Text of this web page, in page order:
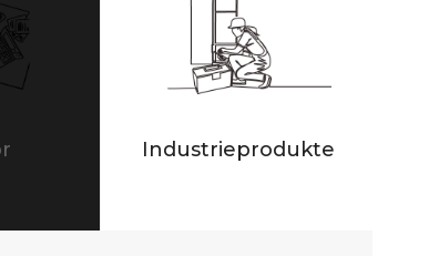
Industrieprodukte